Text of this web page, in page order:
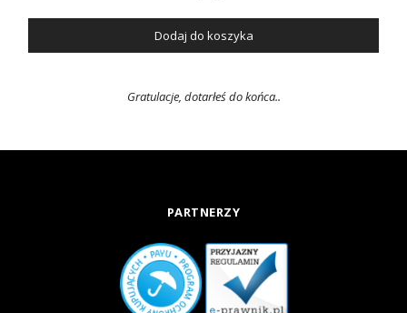
Dodaj do koszyka
Gratulacje, dotarłeś do końca..
PARTNERZY